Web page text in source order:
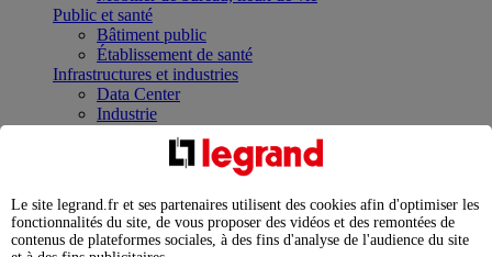
Public et santé
Bâtiment public
Établissement de santé
Infrastructures et industries
Data Center
Industrie
Infrastructures
Contrôler et planifier le fonctionnement des appareils
Répartir et optimiser son tableau électrique
Legrand Data Center Solutions : concentrer les
expertises au service de vos performances
Le site legrand.fr et ses partenaires utilisent des cookies afin d'optimiser les
fonctionnalités du site, de vous proposer des vidéos et des remontées de
contenus de plateformes sociales, à des fins d'analyse de l'audience du site